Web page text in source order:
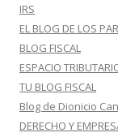
IRS
EL BLOG DE LOS
BLOG FISCAL
ESPACIO
TU BLOG FISCAL
Blog de Dionicio
DERECHO Y